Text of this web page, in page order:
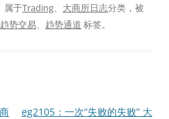
属于Trading、 大商所日志分类，被
趋势交易、 趋势通道 标签。
eg2105：一次“失败的失败” 大